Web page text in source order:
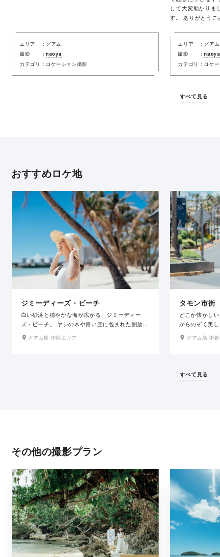
エリア
グアム
撮影
naoya
カテゴリ
ロケーション撮影
して大変助かりま
す。 ありがとうご
エリア
グアム
撮影
naoya
カテゴリ
ロケ
すべて見る
おすすめロケ地
ジミーディーズ・ビーチ
白い砂浜と穏やかな海が広がる、ジミーディー
ズ・ビーチ。 ヤシの木や青い空に包まれた開放的
なロケーションで、グアムらしい自然体のウェデ
ィングフォトを残せます。夕暮れには海と空がや
グアム島 中部エリア
タモン市街
どこか懐かし
からのぞく美
光都市。島内
旅行者にとっ
写真を残せる
グアム島 中
すべて見る
その他の撮影プラン